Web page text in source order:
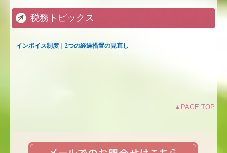
税務トピックス
▲PAGE TOP